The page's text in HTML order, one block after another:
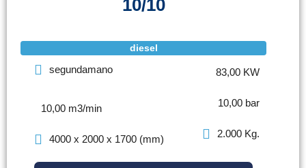
10/10
diesel
segundamano 83,00 KW
10,00 m3/min 10,00 bar
4000 x 2000 x 1700 (mm) 2.000 Kg.